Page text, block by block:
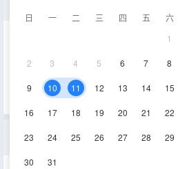
日 一 二 三 四 五
六
1
2 3 4 5 6 7 8
9 10 11 12 13 14 15
16 17 18 19 20 21 22
23 24 25 26 27 28 29
30 31
行政套房